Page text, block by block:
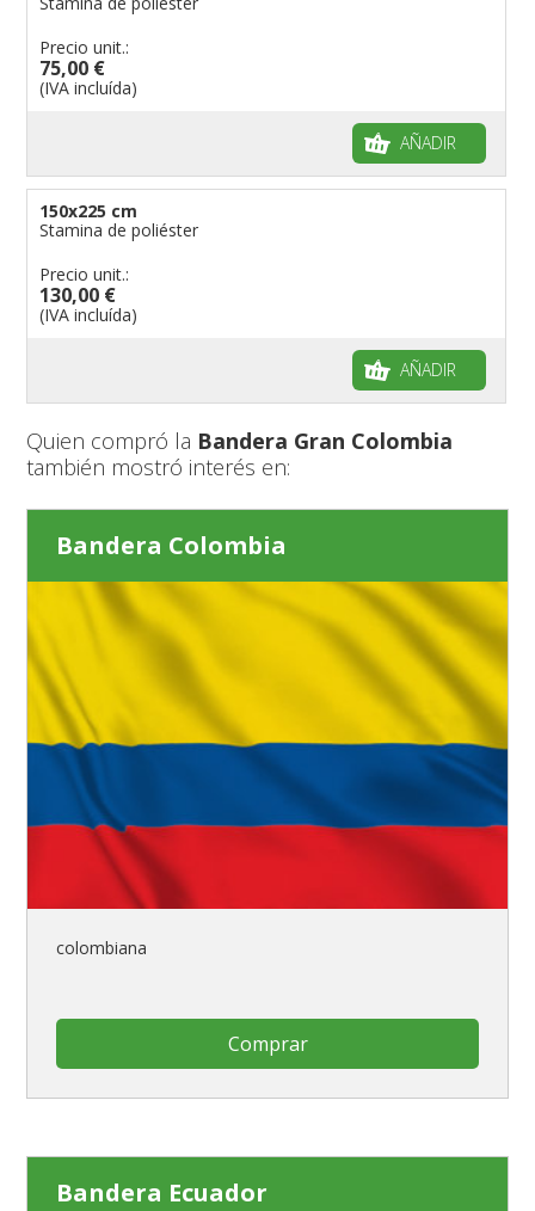
Precio unit.:
75,00 €
(IVA incluída)
AÑADIR
150x225 cm
Stamina de poliéster
Precio unit.:
130,00 €
(IVA incluída)
AÑADIR
Quien compró la Bandera Gran Colombia
también mostró interés en:
Bandera Colombia
colombiana
Comprar
Bandera Ecuador